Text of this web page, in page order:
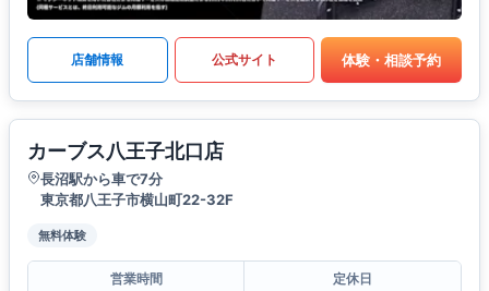
店舗情報 公式サイト 体験・相談予約
カーブス八王子北口店
長沼駅から車で7分
東京都八王子市横山町22-32F
無料体験
営業時間
定休日